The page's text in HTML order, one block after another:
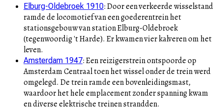
Elburg-Oldebroek 1910:Door een verkeerde wisselstand
ramde de locomotief van een goederentrein het
stationsgebouw van station Elburg-Oldebroek
(tegenwoordig 't Harde). Er kwamen vier kalveren om het
leven.
Amsterdam 1947:Een reizigerstrein ontspoorde op
Amsterdam Centraal toen het wissel onder de trein werd
omgelegd. De trein ramde een bovenleidingsmast,
waardoor het hele emplacement zonder spanning kwam
en diverse elektrische treinen strandden.